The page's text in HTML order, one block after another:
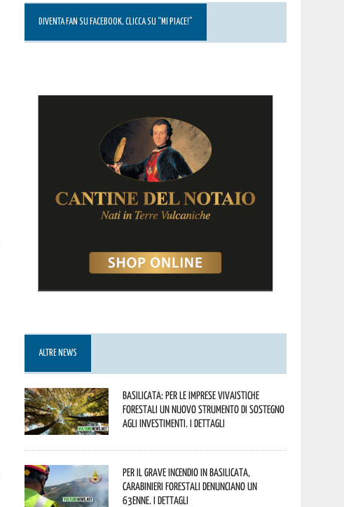
DIVENTA FAN SU FACEBOOK, CLICCA SU “MI PIACE!”
ALTRE NEWS
Basilicata: per le imprese vivaistiche
forestali un nuovo strumento di sostegno
agli investimenti. I dettagli
Per il grave incendio in Basilicata,
Carabinieri forestali denunciano un
63enne. I dettagli